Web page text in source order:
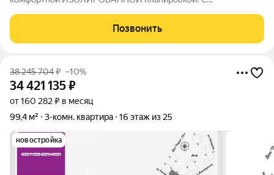
сейчас продаете свою квартиру, мы можем сразу ее КУПИТЬ!
ПРОДАЖА БЕЗ КОМИССИИ! Описание и фотографии
Позвонить
38 245 704₽ –10%
34 421 135₽
от 160 282 ₽ в месяц
99,4 м²
3-комн. квартира 16 этаж из 25
новостройка